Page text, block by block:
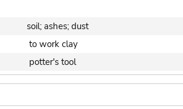
soil; ashes; dust
to work clay
potter's tool